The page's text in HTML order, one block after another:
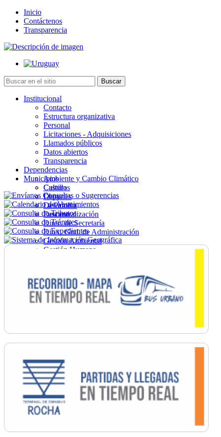
Inicio
Contáctenos
Transparencia
Institucional
Contacto
Estructura organizativa
Personal
Licitaciones - Adquisiciones
Llamados públicos
Datos abiertos
Transparencia
Dependencias
Ambiente y Cambio Climático
Cultura
Deportes
Desarrollo
Descentralización
Direc. de Secretaría
Direc. Gral. de Administración
Gestión Ambiental
Gestión Humana
Ordenamiento
Promoción Social
Salud
Secretaría General
Municipios
Castillos
Chuy
La Paloma
Lascano